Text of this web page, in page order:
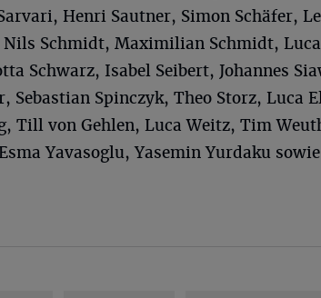
Henri Sautner, Simon Schäfer,
Nils Schmidt, Maximilian Schmidt,
Schwarz, Isabel Seibert, Johannes
Sebastian Spinczyk, Theo Storz, Luca
Till von Gehlen, Luca Weitz, Tim
Yavasoglu, Yasemin Yurdaku